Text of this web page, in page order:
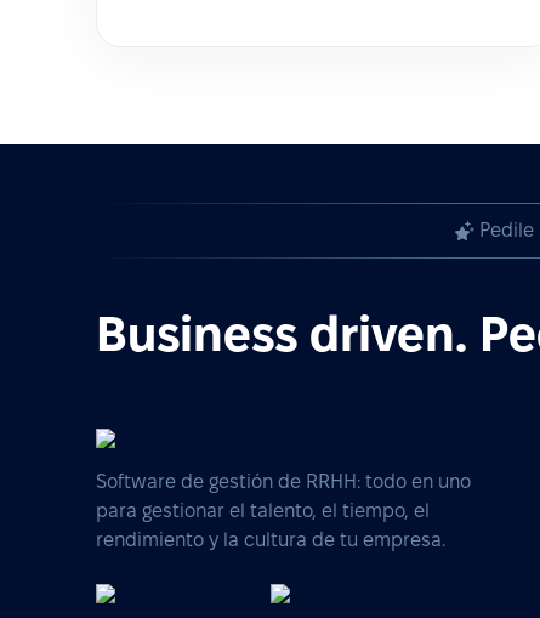
Business driven.
Software de gestión de RRHH: todo en uno
para gestionar el talento, el tiempo, el
rendimiento y la cultura de tu empresa.